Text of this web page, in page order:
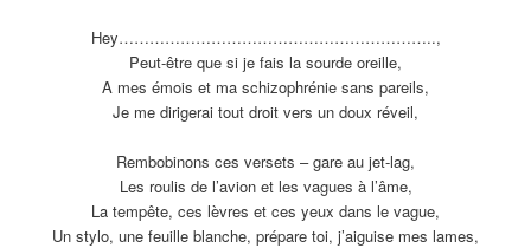
Hey……………………………………………………..,
Peut-être que si je fais la sourde oreille,
A mes émois et ma schizophrénie sans pareils,
Je me dirigerai tout droit vers un doux réveil,
Rembobinons ces versets – gare au jet-lag,
Les roulis de l’avion et les vagues à l’âme,
La tempête, ces lèvres et ces yeux dans le vague,
Un stylo, une feuille blanche, prépare toi, j’aiguise mes lames,